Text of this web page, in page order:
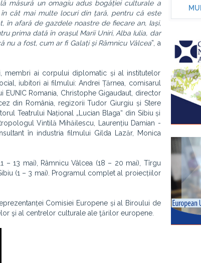
măsură un omagiu adus bogăției culturale a
cât mai multe locuri din țară, pentru că este
în afară de gazdele noastre de fiecare an, Iași,
prima dată în orașul Marii Uniri, Alba Iulia, dar
nu a fost, cum ar fi Galați și Râmnicu Vâlcea”, a
membri ai corpului diplomatic și al institutelor
iubitori ai filmului: Andrei Țărnea, comisarul
Romania, Christophe Gigaudaut, director
din România, regizorii Tudor Giurgiu și Stere
Teatrului Național „Lucian Blaga“ din Sibiu și
Vintilă Mihăilescu, Laurențiu Damian -
în industria filmului Gilda Lazăr, Monica
– 13 mai), Râmnicu Vâlcea (18 – 20 mai), Tîrgu
(1 – 3 mai). Programul complet al proiecțiilor
Comisiei Europene și al Biroului de
şi al centrelor culturale ale ţărilor europene.